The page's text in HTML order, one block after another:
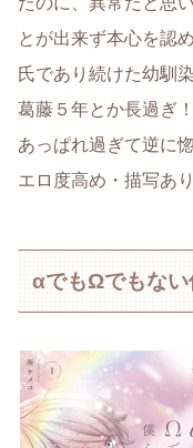
とが出来ず本心を認
氏であり続けた幼馴
葛藤５年とか長過ぎ
あっぱれ過ぎて逆に
エロ度高め・描写あり
αでもΩでもな